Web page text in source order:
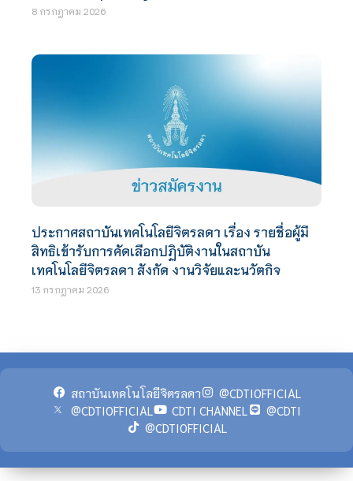
8 กรกฎาคม 2026
ประกาศสถาบันเทคโนโลยีจิตรลดา เรื่อง รายชื่อผู้มี
สิทธิเข้ารับการคัดเลือกปฏิบัติงานในสถาบัน
เทคโนโลยีจิตรลดา สังกัด งานวิจัยและนวัตกิจ
13 กรกฎาคม 2026
สถาบันเทคโนโลยีจิตรลดา
@CDTIOFFICIAL
@CDTIOFFICIAL
CDTI CHANNEL
@CDTI
@CDTIOFFICIAL